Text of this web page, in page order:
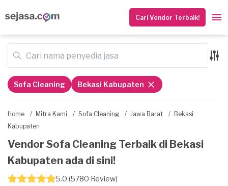
Cari Vendor Terbaik!
Home / Mitra Kami / Sofa Cleaning / Jawa Barat / Bekasi
Kabupaten
Vendor Sofa Cleaning Terbaik di Bekasi
Kabupaten ada di sini!
5.0 (5780 Review)
Sofa Cleaning Bekasi Kabupaten